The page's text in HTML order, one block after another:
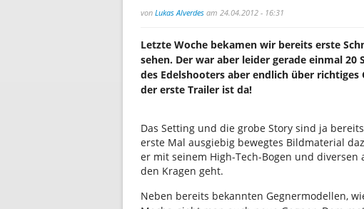
von Lukas Alverdes am 24.04.2012 - 16:31
Letzte Woche bekamen wir bereits erste
sehen. Der war aber leider gerade einmal 20
des Edelshooters aber endlich über
der erste Trailer ist da!
Das Setting und die grobe Story sind ja
erste Mal ausgiebig bewegtes Bildmaterial
er mit seinem High-Tech-Bogen und
den Kragen geht.
Neben bereits bekannten Gegnermodellen,